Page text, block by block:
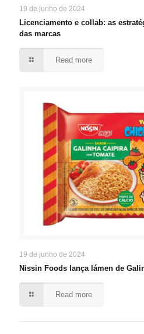
19 de junho de 2024
Licenciamento e collab: as
das marcas
Read more
19 de junho de 2024
Nissin Foods lança lámen de
Read more